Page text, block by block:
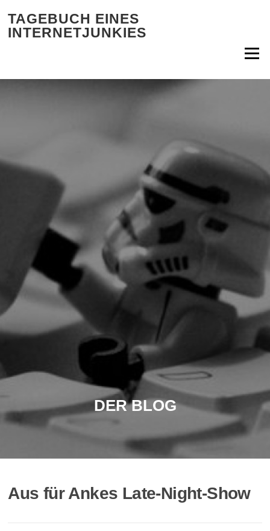
TAGEBUCH EINES
INTERNETJUNKIES
Menü
DER BLOG
Aus für Ankes Late-Night-Show